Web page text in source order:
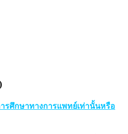
รศึกษาทางการแพทย์เท่านั้นหรือ